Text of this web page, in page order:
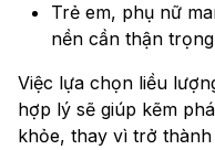
Trẻ em, phụ nữ
nền cần thận
Việc lựa chọn liều
hợp lý sẽ giúp kẽm
khỏe, thay vì trở